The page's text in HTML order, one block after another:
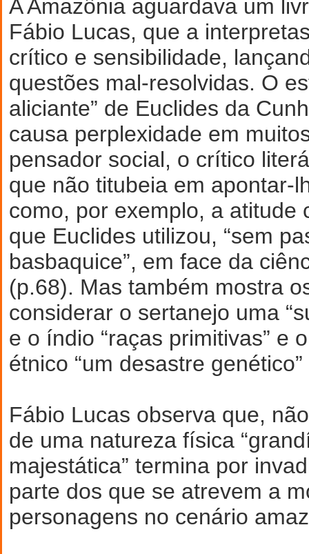
A Amazônia aguardava um
Fábio Lucas, que a
crítico e sensibilidade,
questões mal-resolvidas. O
aliciante” de Euclides da
causa perplexidade em
pensador social, o crítico
que não titubeia em apontar-
como, por exemplo, a atitude
que Euclides utilizou, “sem
basbaquice”, em face da
(p.68). Mas também mostra
considerar o sertanejo uma
e o índio “raças primitivas” e
étnico “um desastre
Fábio Lucas observa que,
de uma natureza física
majestática” termina por
parte dos que se atrevem a
personagens no cenário